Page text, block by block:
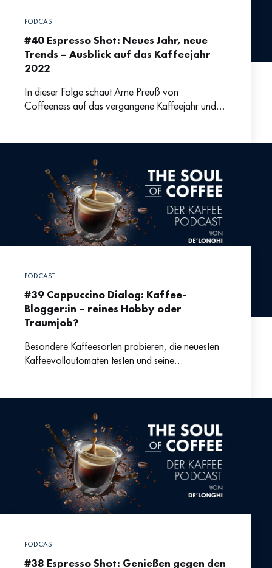
PODCAST
#40 Espresso Shot: Neues Jahr, neue
Trends – Ausblick auf das Kaffeejahr
2022
In dieser Folge schaut Arne Preuß von
Coffeeness auf das vergangene Kaffeejahr und
PODCAST
#39 Cappuccino Dialog: Kaffee-
Blogger:in – reines Hobby oder
Traumjob?
Besondere Kaffeesorten probieren, die neuesten
Kaffeevollautomaten testen und seine
Kaffee-Professional
PODCAST
#38 Espresso Shot: Genießen gegen den